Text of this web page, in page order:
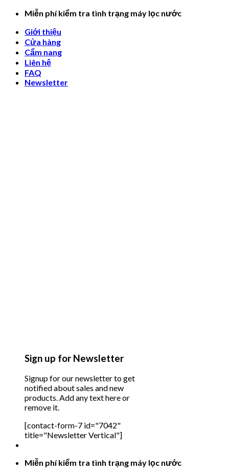
Skip
content
Miễn phí kiểm tra tình trạng máy lọc nước
Giới thiệu
Cửa hàng
Cẩm nang
Liên hệ
FAQ
Newsletter
Sign up for Newsletter
Signup for our newsletter to get
notified about sales and new
products. Add any text here or
remove it.
[contact-form-7 id="7042"
title="Newsletter Vertical"]
Miễn phí kiểm tra tình trạng máy lọc nước